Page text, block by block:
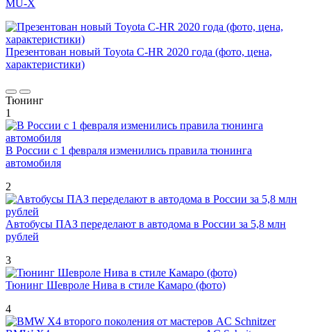
MU-X
Презентован новый Toyota C-HR 2020 года (фото, цена,
характеристики)
Тюнинг
1
В России с 1 февраля изменились правила тюнинга
автомобиля
2
Автобусы ПАЗ переделают в автодома в России за 5,8 млн
рублей
3
Тюнинг Шевроле Нива в стиле Камаро (фото)
4